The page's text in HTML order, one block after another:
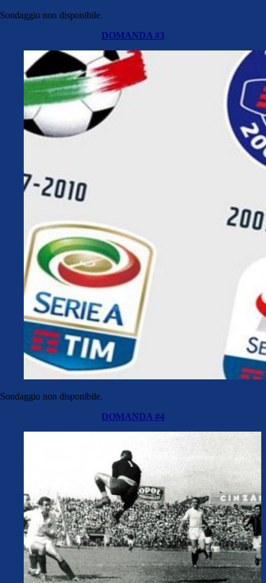
Sondaggio non disponibile.
DOMANDA #3
Sondaggio non disponibile.
DOMANDA #4